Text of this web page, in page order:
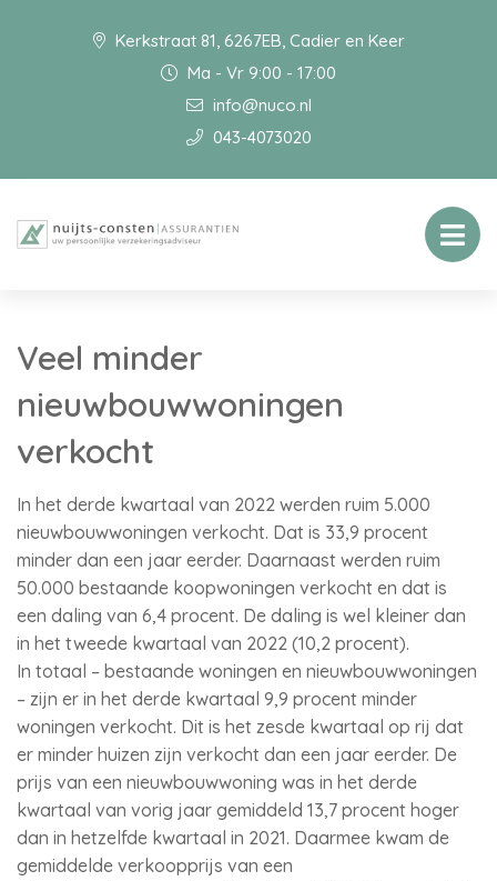
Kerkstraat 81, 6267EB, Cadier en Keer
Ma - Vr 9:00 - 17:00
info@nuco.nl
043-4073020
Veel minder
nieuwbouwwoningen
verkocht
In het derde kwartaal van 2022 werden ruim 5.000
nieuwbouwwoningen verkocht. Dat is 33,9 procent
minder dan een jaar eerder. Daarnaast werden ruim
50.000 bestaande koopwoningen verkocht en dat is
een daling van 6,4 procent. De daling is wel kleiner dan
in het tweede kwartaal van 2022 (10,2 procent).
In totaal – bestaande woningen en nieuwbouwwoningen
– zijn er in het derde kwartaal 9,9 procent minder
woningen verkocht. Dit is het zesde kwartaal op rij dat
er minder huizen zijn verkocht dan een jaar eerder. De
prijs van een nieuwbouwwoning was in het derde
kwartaal van vorig jaar gemiddeld 13,7 procent hoger
dan in hetzelfde kwartaal in 2021. Daarmee kwam de
gemiddelde verkoopprijs van een